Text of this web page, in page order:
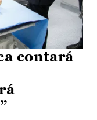
contará